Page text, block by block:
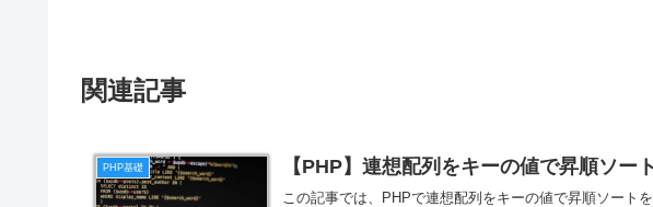
関連記事
PHP基礎 【PHP】連想配列をキーの値で昇順ソート
この記事では、PHPで連想配列をキーの値で昇順ソート